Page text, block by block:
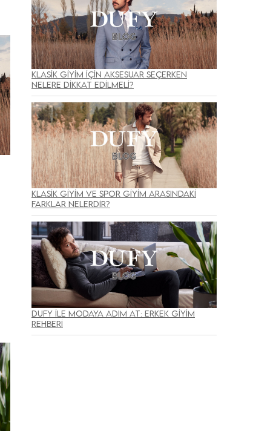
Klasik Giyim İçin Aksesuar Seçerken
Nelere Dikkat Edilmeli?
Klasik Giyim ve Spor Giyim Arasındaki
Farklar Nelerdir?
Dufy ile Modaya Adım At: Erkek Giyim
Rehberi